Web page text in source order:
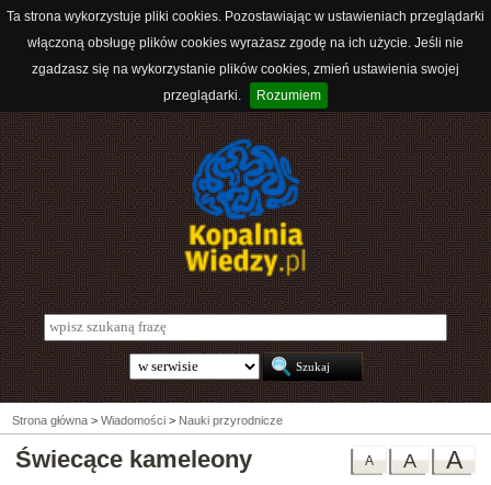
Ta strona wykorzystuje pliki cookies. Pozostawiając w ustawieniach przeglądarki
włączoną obsługę plików cookies wyrażasz zgodę na ich użycie. Jeśli nie
zgadzasz się na wykorzystanie plików cookies, zmień ustawienia swojej
przeglądarki.
Rozumiem
Strona główna > Wiadomości > Nauki przyrodnicze
A
A
A
Świecące kameleony